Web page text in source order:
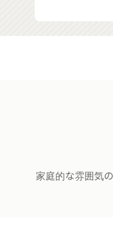
家庭的な雰囲気